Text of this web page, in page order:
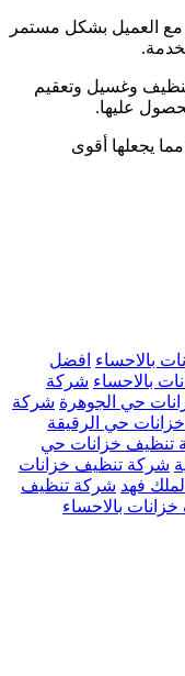
مع العميل بشكل مستمر
وغسيل وتعقيم
عليها.
يجعلها أقوى
بالاحساء افضل
بالاحساء شركة
حي الجوهرة شركة
حي الرقيقة
تنظيف خزانات حي
شركة تنظيف خزانات
فهد شركة تنظيف
بالاحساء